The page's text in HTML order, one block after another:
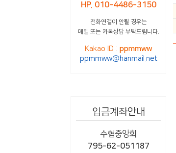
HP. 010-4486-3150
전화연결이 안될 경우는
메일 또는 카톡상담 부탁드립니다.
Kakao ID :ppmmww
ppmmww@hanmail.net
입금계좌안내
수협중앙회
795-62-051187